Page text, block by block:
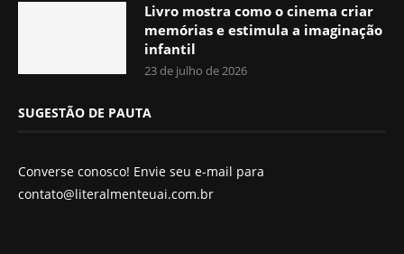
Livro mostra como o cinema criar
memórias e estimula a imaginação
infantil
23 de julho de 2026
SUGESTÃO DE PAUTA
Converse conosco! Envie seu e-mail para
contato@literalmenteuai.com.br